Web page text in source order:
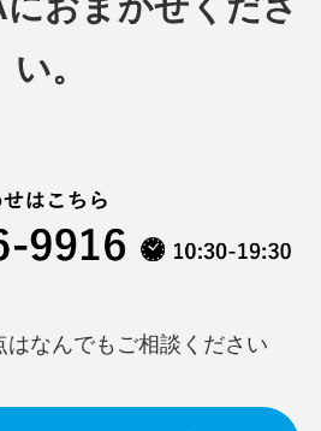
い。
はなんでもご相談ください